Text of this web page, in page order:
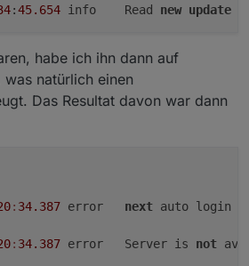
%(levelname)s
für Hyundai/Kia
einloggen.
Fenster von PowerShell ein Refresh
Access Token erscheinen.
Maus markieren und mit Strg-C
in eine leere Textdatei mit Strg-V
nun noch die Ausführungsrichtlinien
für PowerShell-Scripts entfernt und
Ordner gelöscht werden. Dazu in der
folgenden Befehle eingeben.
mit Enter bestätigen.
:45.654
	info	Read
new update
habe ich ihn dann auf
natürlich einen
Das Resultat davon war dann
: 34.387 next auto login
: 34.387
	error	Server is
not